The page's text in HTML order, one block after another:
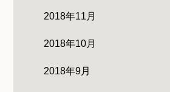
2018年11月
2018年10月
2018年9月